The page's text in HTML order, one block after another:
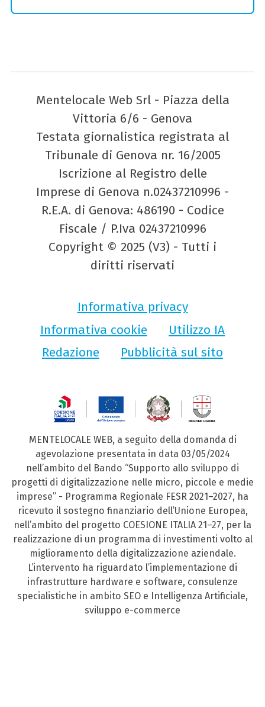
Mentelocale Web Srl - Piazza della
Vittoria 6/6 - Genova
Testata giornalistica registrata al
Tribunale di Genova nr. 16/2005
Iscrizione al Registro delle
Imprese di Genova n.02437210996 -
R.E.A. di Genova: 486190 - Codice
Fiscale / P.Iva 02437210996
Copyright © 2025 (V3) - Tutti i
diritti riservati
Informativa privacy
Informativa cookie
Utilizzo IA
Redazione
Pubblicità sul sito
MENTELOCALE WEB, a seguito della domanda di
agevolazione presentata in data 03/05/2024
nell’ambito del Bando “Supporto allo sviluppo di
progetti di digitalizzazione nelle micro, piccole e medie
imprese” - Programma Regionale FESR 2021–2027, ha
ricevuto il sostegno finanziario dell’Unione Europea,
nell’ambito del progetto COESIONE ITALIA 21–27, per la
realizzazione di un programma di investimenti volto al
miglioramento della digitalizzazione aziendale.
L’intervento ha riguardato l’implementazione di
infrastrutture hardware e software, consulenze
specialistiche in ambito SEO e Intelligenza Artificiale,
sviluppo e-commerce